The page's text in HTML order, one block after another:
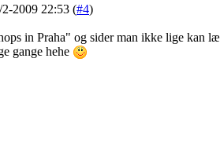
2009 22:53 (#4)
in Praha" og sider man ikke lige kan
gange hehe